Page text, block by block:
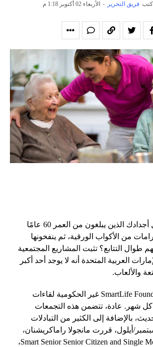
كتب فريق التحرير - الأربعاء 02 أكتوبر 1:18 م
هل يمكنك أن تتخيل أجدادك الذين يبلغون من العمر 60 عامًا
من الأكواب الورقية، ثم ينفخونها
طوال التتابع؟ تثبت المشاريع المجتمعية
العربية المتحدة أنه لا يوجد أحد أكبر
والألعاب.
تنظم منظمة SmartLife Foundation غير الحكومية لقاءات
كل شهر. عادة، تتضمن هذه التجمعات
بالإضافة إلى الكثير من التبادلات
أيلول، قررت مانجولا راماكريشنان،
مديرة مشروع Smart Senior Senior Citizen and Single Moms،